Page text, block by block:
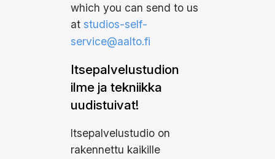
which you can send to us
atstudios-self-
service@aalto.fi
Itsepalvelustudion
ilme ja tekniikka
uudistuivat!
Itsepalvelustudio on
rakennettu kaikille